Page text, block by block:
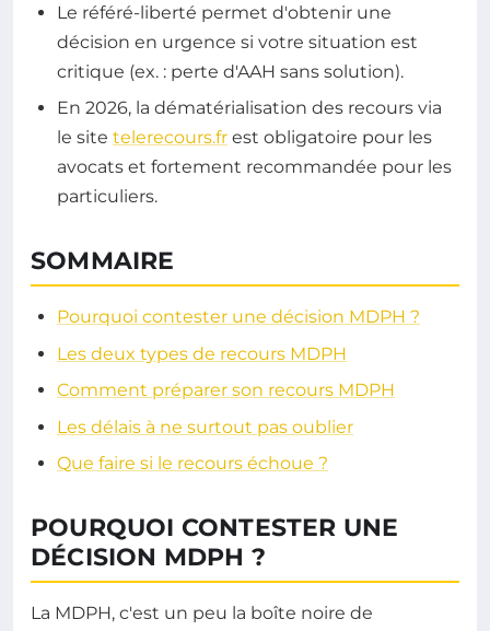
Le référé-liberté permet d'obtenir une
décision en urgence si votre situation est
critique (ex. : perte d'AAH sans solution).
En 2026, la dématérialisation des recours via
le site telerecours.fr est obligatoire pour les
avocats et fortement recommandée pour les
particuliers.
SOMMAIRE
Pourquoi contester une décision MDPH ?
Les deux types de recours MDPH
Comment préparer son recours MDPH
Les délais à ne surtout pas oublier
Que faire si le recours échoue ?
POURQUOI CONTESTER UNE
DÉCISION MDPH ?
La MDPH, c'est un peu la boîte noire de